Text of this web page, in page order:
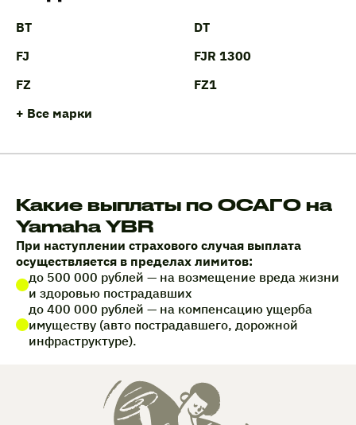
BT
DT
FJ
FJR 1300
FZ
FZ1
+ Все марки
Какие выплаты по ОСАГО на
Yamaha YBR
При наступлении страхового случая выплата
осуществляется в пределах лимитов:
до 500 000 рублей — на возмещение вреда жизни
и здоровью пострадавших
до 400 000 рублей — на компенсацию ущерба
имуществу (авто пострадавшего, дорожной
инфраструктуре).